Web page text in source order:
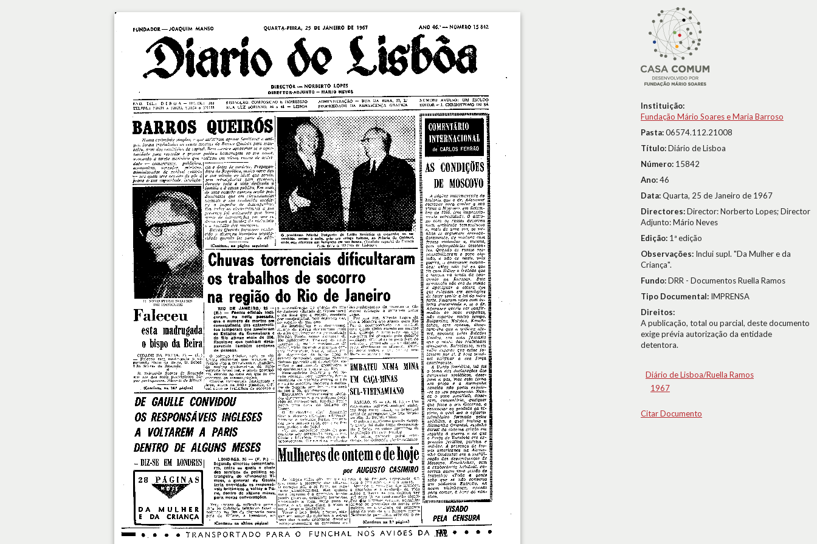
Instituição:
Fundação Mário Soares e Maria Barroso
Pasta:06574.112.21008
Título:Diário de Lisboa
Número: 15842
Ano:46
Data:Quarta, 25 de Janeiro de 1967
Directores:Director: Norberto Lopes; Director
Adjunto: Mário Neves
Edição: 1ª edição
Observações: Inclui supl. "Da Mulher e da
Criança".
Fundo:DRR - Documentos Ruella Ramos
Tipo Documental: IMPRENSA
Direitos:
A publicação, total ou parcial, deste documento
exige prévia autorização da entidade
detentora.
Diário de Lisboa/Ruella Ramos
1967
Citar Documento